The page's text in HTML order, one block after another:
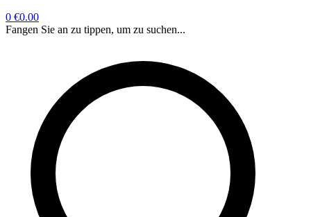
0 €0.00
Fangen Sie an zu tippen, um zu suchen...